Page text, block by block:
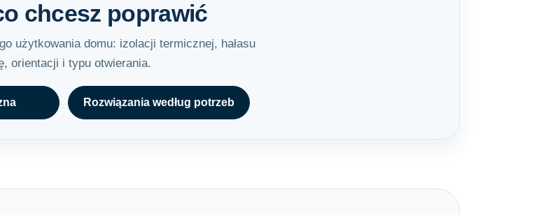
chcesz poprawić
użytkowania domu: izolacji termicznej, hałasu
orientacji i typu otwierania.
Rozwiązania według potrzeb